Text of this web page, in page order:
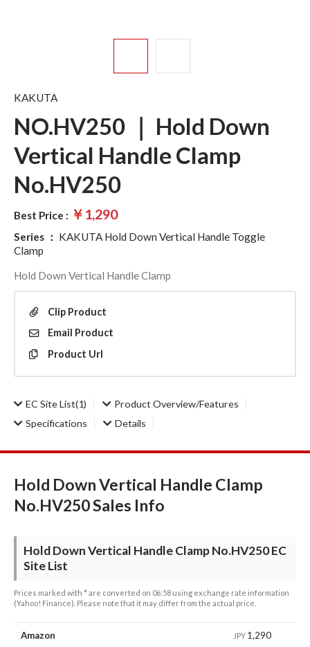
KAKUTA
NO.HV250 ｜ Hold Down
Vertical Handle Clamp
No.HV250
Best Price : ￥1,290
Series ： KAKUTA Hold Down Vertical Handle Toggle
Clamp
Hold Down Vertical Handle Clamp
Clip Product
Email Product
Product Url
EC Site List(1)
Product Overview/Features
Specifications
Details
Hold Down Vertical Handle Clamp
No.HV250 Sales Info
Hold Down Vertical Handle Clamp No.HV250 EC
Site List
Prices marked with * are converted on 06:58 using exchange rate information
(Yahoo! Finance). Please note that it may differ from the actual price.
Amazon JPY 1,290